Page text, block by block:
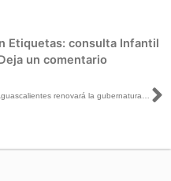
Etiquetas: consulta Infantil
un comentario